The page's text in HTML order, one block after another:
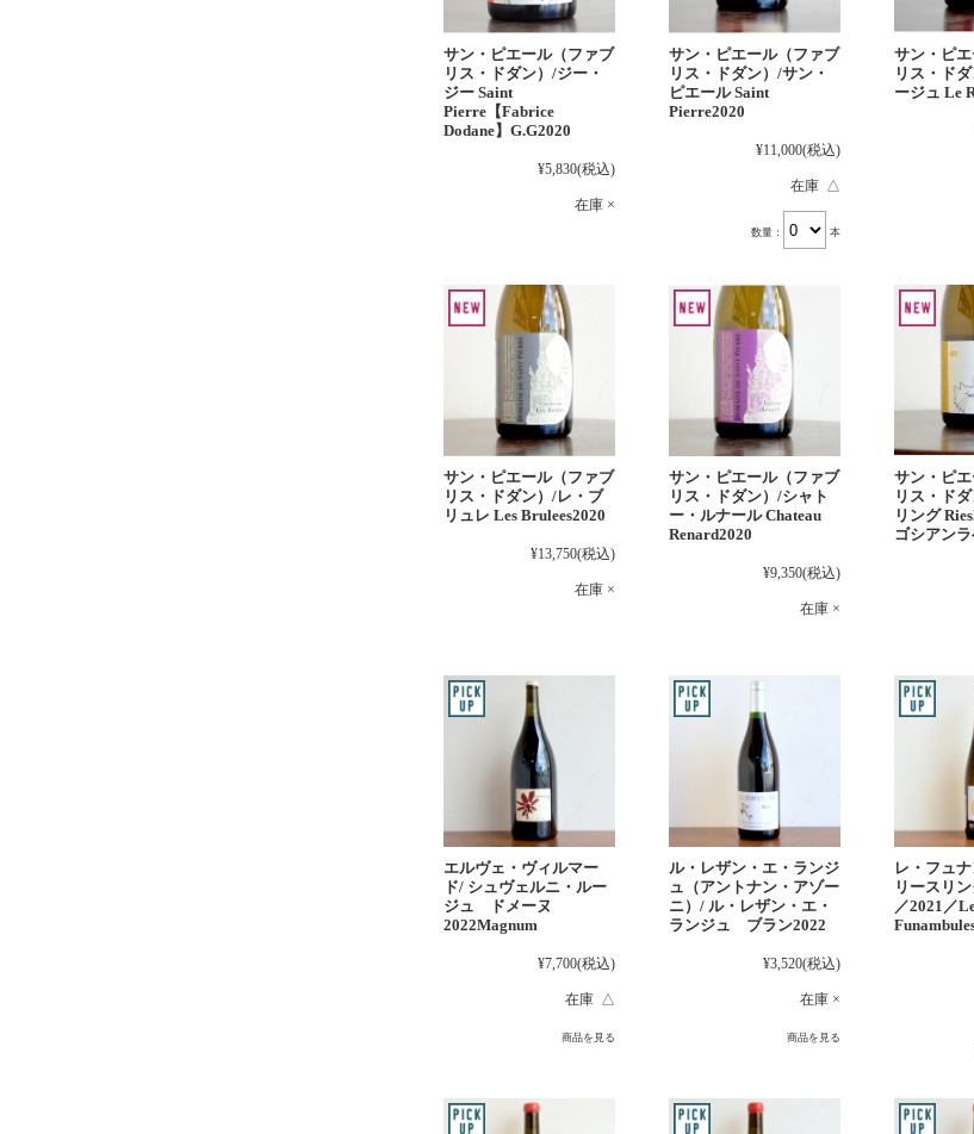
サン・ピエール（ファブ
リス・ドダン）/ジー・
ジー Saint
Pierre【Fabrice
Dodane】G.G2020
¥5,830(税込)
在庫 ×
サン・ピエール（ファブ
リス・ドダン）/サン・
ピエール Saint
Pierre2020
¥11,000(税込)
在庫 △
数量： 本
サン・ピ
リス・ド
ージュ Le
サン・ピエール（ファブ
リス・ドダン）/レ・ブ
リュレ Les Brulees2020
¥13,750(税込)
在庫 ×
サン・ピエール（ファブ
リス・ドダン）/シャト
ー・ルナール Chateau
Renard2020
¥9,350(税込)
在庫 ×
サン・ピ
リス・ド
リング
ゴシアン
エルヴェ・ヴィルマー
ド/ シュヴェルニ・ルー
ジュ ドメーヌ
2022Magnum
¥7,700(税込)
在庫 △
商品を見る
ル・レザン・エ・ランジ
ュ（アントナン・アゾー
ニ）/ ル・レザン・エ・
ランジュ ブラン2022
¥3,520(税込)
在庫 ×
商品を見る
レ・フュ
リースリ
／2021／